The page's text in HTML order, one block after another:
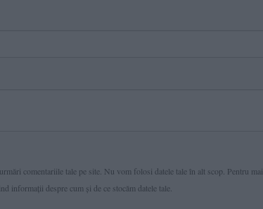
comentariile tale pe site. Nu vom folosi datele tale în alt scop. Pentru mai
informaţii despre cum și de ce stocăm datele tale.